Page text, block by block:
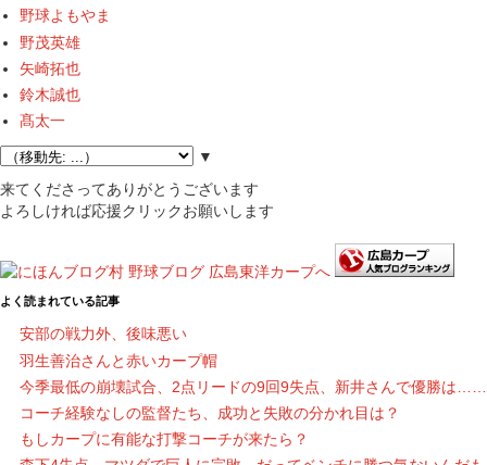
野球よもやま
野茂英雄
矢崎拓也
鈴木誠也
髙太一
▼
来てくださってありがとうございます
よろしければ応援クリックお願いします
よく読まれている記事
安部の戦力外、後味悪い
羽生善治さんと赤いカープ帽
今季最低の崩壊試合、2点リードの9回9失点、新井さんで優勝は……
コーチ経験なしの監督たち、成功と失敗の分かれ目は？
もしカープに有能な打撃コーチが来たら？